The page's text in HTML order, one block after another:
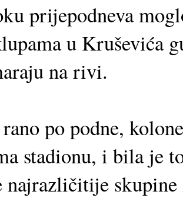
prijepodneva
u Kruševića
na rivi.
po podne,
stadionu, i bila je
najrazličitije